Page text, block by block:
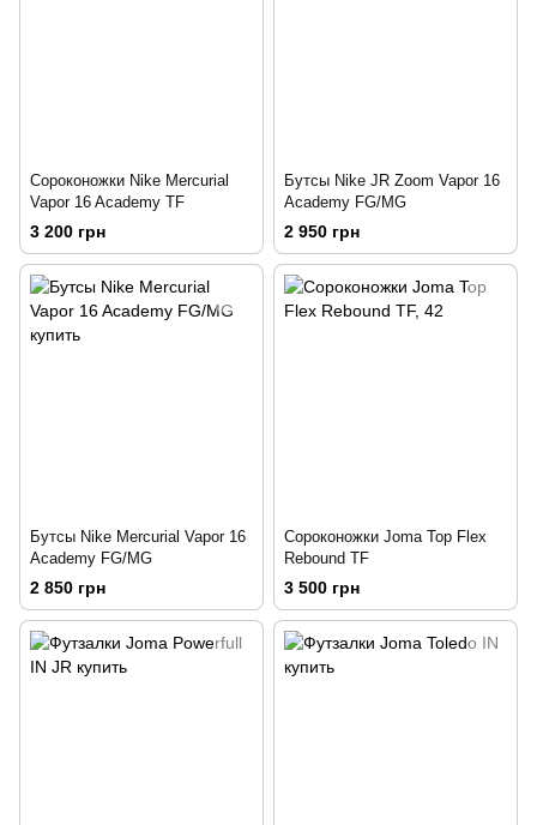
Сороконожки Nike Mercurial
Vapor 16 Academy TF
3 200 грн
Бутсы Nike JR Zoom Vapor 16
Academy FG/MG
2 950 грн
Бутсы Nike Mercurial Vapor 16
Academy FG/MG
2 850 грн
Сороконожки Joma Top Flex
Rebound TF
3 500 грн